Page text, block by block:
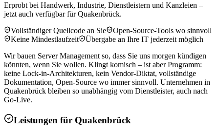
Erprobt bei Handwerk, Industrie, Dienstleistern und Kanzleien –
jetzt auch verfügbar für Quakenbrück.
Vollständiger Quellcode an Sie
Open-Source-Tools wo sinnvoll
Keine Mindestlaufzeit
Übergabe an Ihre IT jederzeit möglich
Wir bauen Server Management so, dass Sie uns morgen kündigen
könnten, wenn Sie wollen. Klingt komisch – ist aber Programm:
keine Lock-in-Architekturen, kein Vendor-Diktat, vollständige
Dokumentation, Open-Source wo immer sinnvoll. Unternehmen in
Quakenbrück bleiben so unabhängig vom Dienstleister, auch nach
Go-Live.
Leistungen für Quakenbrück